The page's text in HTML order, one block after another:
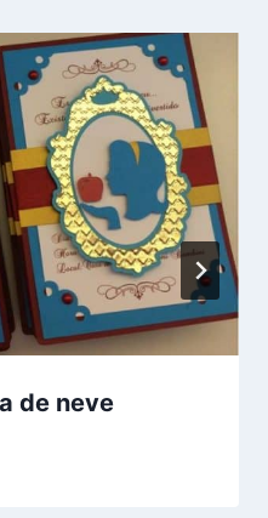
de neve